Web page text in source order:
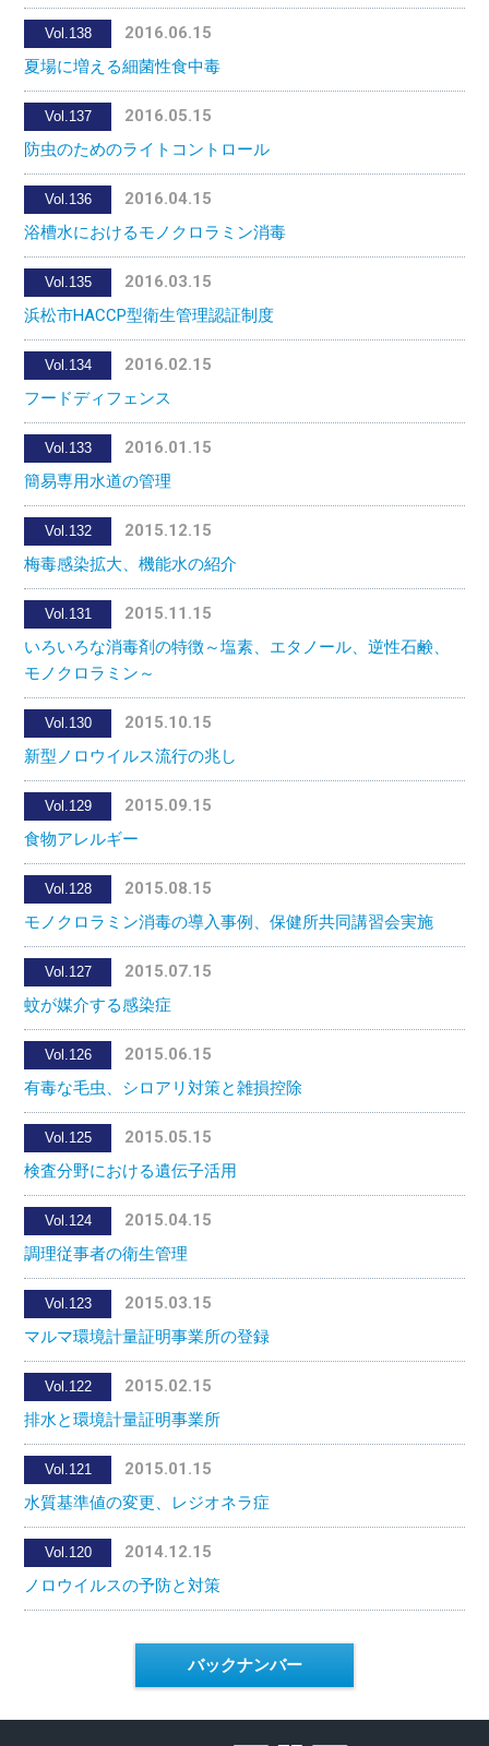
Vol.138
2016.06.15
夏場に増える細菌性食中毒
Vol.137
2016.05.15
防虫のためのライトコントロール
Vol.136
2016.04.15
浴槽水におけるモノクロラミン消毒
Vol.135
2016.03.15
浜松市HACCP型衛生管理認証制度
Vol.134
2016.02.15
フードディフェンス
Vol.133
2016.01.15
簡易専用水道の管理
Vol.132
2015.12.15
梅毒感染拡大、機能水の紹介
Vol.131
2015.11.15
いろいろな消毒剤の特徴～塩素、エタノール、逆性石鹸、
モノクロラミン～
Vol.130
2015.10.15
新型ノロウイルス流行の兆し
Vol.129
2015.09.15
食物アレルギー
Vol.128
2015.08.15
モノクロラミン消毒の導入事例、保健所共同講習会実施
Vol.127
2015.07.15
蚊が媒介する感染症
Vol.126
2015.06.15
有毒な毛虫、シロアリ対策と雑損控除
Vol.125
2015.05.15
検査分野における遺伝子活用
Vol.124
2015.04.15
調理従事者の衛生管理
Vol.123
2015.03.15
マルマ環境計量証明事業所の登録
Vol.122
2015.02.15
排水と環境計量証明事業所
Vol.121
2015.01.15
水質基準値の変更、レジオネラ症
Vol.120
2014.12.15
ノロウイルスの予防と対策
バックナンバー